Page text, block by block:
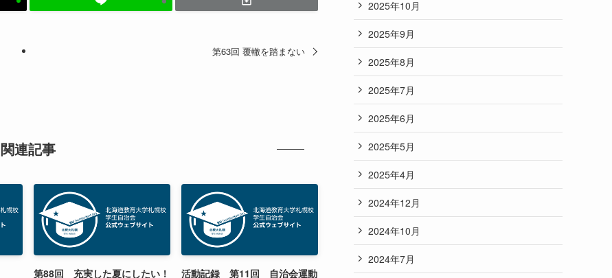
第63回 覆轍を踏まない
関連記事
第88回 充実した夏にしたい！
活動記録 第11回 自治会運動
2025年10月
2025年9月
2025年8月
2025年7月
2025年6月
2025年5月
2025年4月
2024年12月
2024年10月
2024年7月